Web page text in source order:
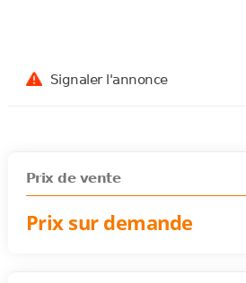
Signaler l'annonce
Prix de vente
Prix sur demande